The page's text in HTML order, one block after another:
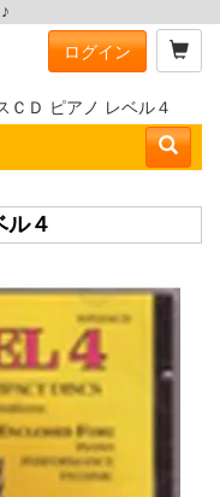
ログイン
ＣＤ ピアノ レベル４
ル４